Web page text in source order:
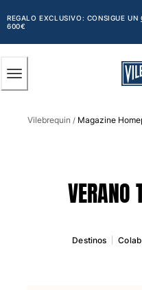
AL
CONTENIDO
PRINCIPAL
REGALO EXCLUSIVO: CONSIGUE UN
600€
Ver todo Hombre
Clásico
Bordados Edición
Vilebrequin / Magazine
VERANO
Destinos